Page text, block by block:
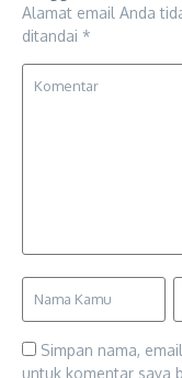
Alamat email Anda
ditandai *
Simpan nama,
untuk komentar saya